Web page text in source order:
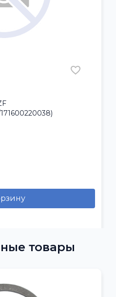
товары